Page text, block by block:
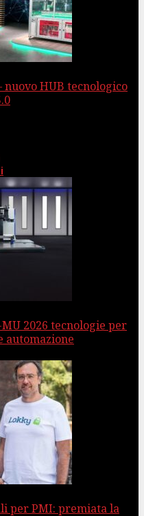
nuovo HUB tecnologico
2026 tecnologie per
automazione
per PMI: premiata la